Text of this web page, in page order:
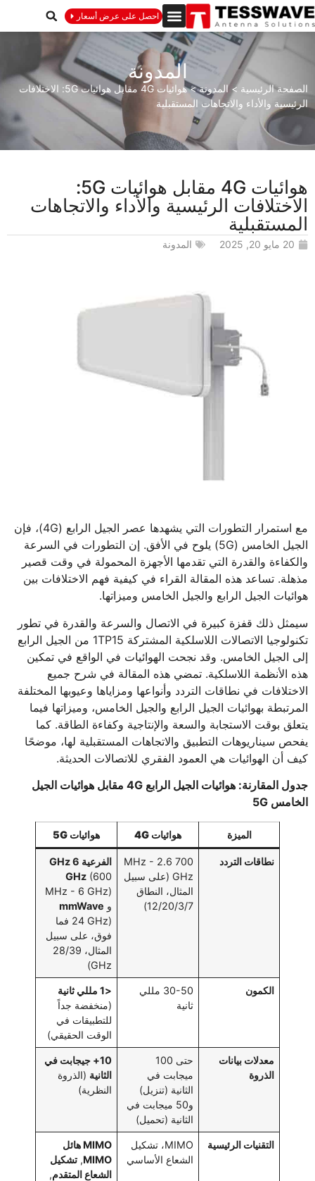
احصل على عرض أسعار
المدونة
الصفحة الرئيسية >المدونة>
هوائيات 4G مقابل هوائيات 5G: الاختلافات
الرئيسية والأداء والاتجاهات المستقبلية
هوائيات 4G مقابل هوائيات 5G:
الاختلافات الرئيسية والأداء والاتجاهات
المستقبلية
20 مايو 20, 2025 المدونة
مع استمرار التطورات التي يشهدها عصر الجيل الرابع (4G)، فإن
الجيل الخامس (5G) يلوح في الأفق. إن التطورات في السرعة
والكفاءة والقدرة التي تقدمها الأجهزة المحمولة في وقت قصير
مذهلة. تساعد هذه المقالة القراء في كيفية فهم الاختلافات بين
هوائيات الجيل الرابع والجيل الخامس وميزاتها.
سيمثل ذلك قفزة كبيرة في الاتصال والسرعة والقدرة في تطور
تكنولوجيا الاتصالات اللاسلكية المشتركة 1TP15 من الجيل الرابع
إلى الجيل الخامس. وقد نجحت الهوائيات في الواقع في تمكين
هذه الأنظمة اللاسلكية. تمضي هذه المقالة في شرح جميع
الاختلافات في نطاقات التردد وأنواعها ومزاياها وعيوبها المختلفة
المرتبطة بهوائيات الجيل الرابع والجيل الخامس، وميزاتها فيما
يتعلق بوقت الاستجابة والسعة والإنتاجية وكفاءة الطاقة. كما
يفحص سيناريوهات التطبيق والاتجاهات المستقبلية لها، موضحًا
كيف أن الهوائيات هي العمود الفقري للاتصالات الحديثة.
جدول المقارنة: هوائيات الجيل الرابع 4G مقابل هوائيات الجيل
الخامس 5G
الميزة هوائيات 4G هوائيات 5G
نطاقات التردد
700 MHz - 2.6
GHz (على سبيل
المثال، النطاق
12/20/3/7)
الفرعية 6 GHz
GHz(600
MHz - 6 GHz)
و mmWave
(24 GHz فما
فوق، على سبيل
المثال، 28/39
GHz)
الكمون
30-50 مللي
ثانية
<1 مللي ثانية
(منخفضة جداً
للتطبيقات في
الوقت الحقيقي)
معدلات بيانات
الذروة
حتى 100
ميجابت في
الثانية (تنزيل)
و50 ميجابت في
الثانية (تحميل)
10+ جيجابت في
الثانية (الذروة
النظرية)
التقنيات الرئيسية
MIMO، تشكيل
الشعاع الأساسي
MIMO هائل
MIMO
,تشكيل
الشعاع المتقدم,